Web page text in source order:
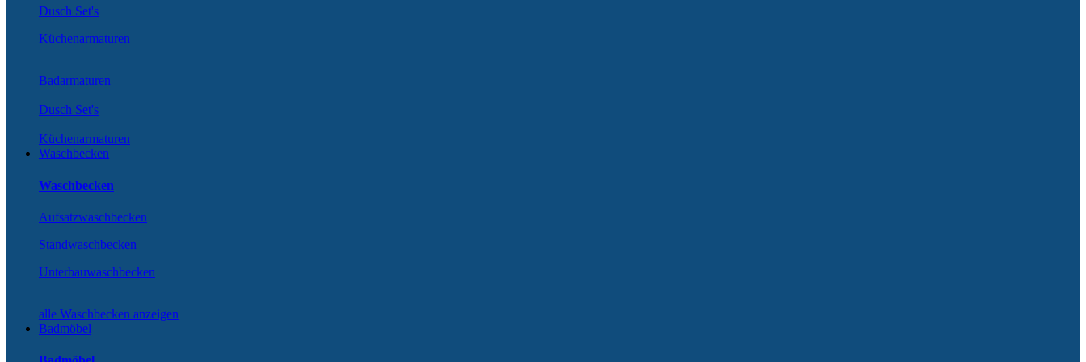
Dusch Set's
Küchenarmaturen
Badarmaturen
Dusch Set's
Küchenarmaturen
Waschbecken
Waschbecken
Aufsatzwaschbecken
Standwaschbecken
Unterbauwaschbecken
alle Waschbecken anzeigen
Badmöbel